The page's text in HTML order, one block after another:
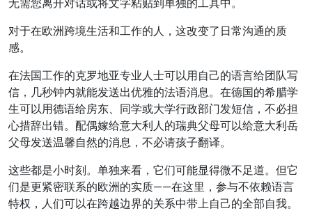
对于在欧洲跨境生活和工作的人，这改变了日常沟通的质
感。
在法国工作的克罗地亚专业人士可以用自己的语言给团队写
信，几秒钟内就能发送出优雅的法语消息。在德国的希腊学
生可以用德语给房东、同学或大学行政部门发短信，不必担
心措辞出错。配偶嫁给意大利人的瑞典父母可以给意大利岳
父母发送温馨自然的消息，不必请孩子翻译。
这些都是小时刻。单独来看，它们可能显得微不足道。但它
们是更紧密联系的欧洲的实质——在这里，参与不依赖语言
特权，人们可以在跨越边界的关系中带上自己的全部自我。